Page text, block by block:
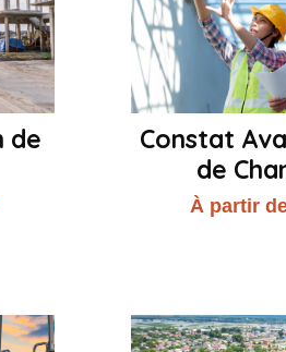
de
Constat
de
À partir